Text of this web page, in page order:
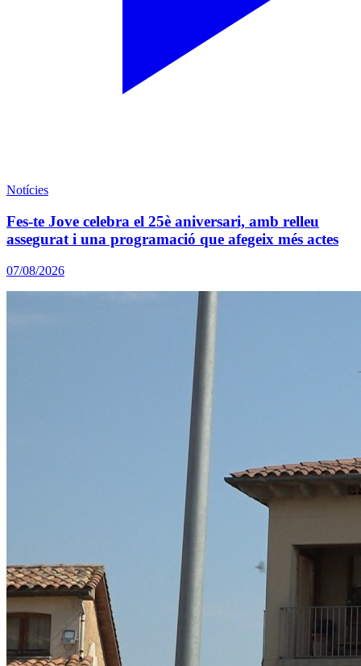
Notícies
Fes-te Jove celebra el 25è aniversari, amb relleu
assegurat i una programació que afegeix més actes
07/08/2026